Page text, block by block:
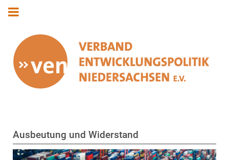
Ausbeutung und Widerstand